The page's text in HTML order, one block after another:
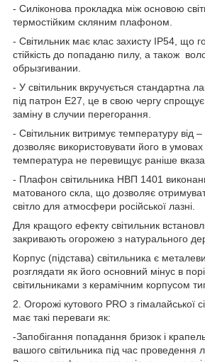
- Силіконова прокладка між основою
термостійким скляним плафоном.
- Світильник має клас захисту IP54, що
стійкість до попаданю пилу, а також
обрызгивании.
- У світильник вкручується стандартна
під патрон Е27, це в свою чергу
заміну в случии перегорання.
- Світильник витримує температуру від
дозволяє використовувати його в умовах
температура не перевищує раніше
- Плафон світильника НВП 1401
матованого скла, що дозволяє
світло для атмосфери російської лазні.
Для кращого ефекту світильник
закривають огорожею з натурального
Корпус (підстава) світильника є
розглядати як його основний мінус в
світильниками з керамічним корпусом
2. Огорожі кутового PRO з
має такі переваги як:
-Запобігання попадання бризок і
вашого світильника під час проведення